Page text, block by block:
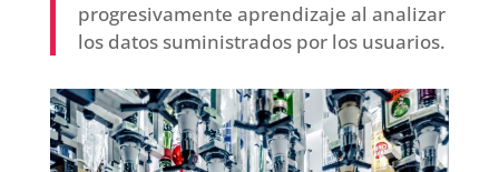
progresivamente aprendizaje al analizar
los datos suministrados por los usuarios.